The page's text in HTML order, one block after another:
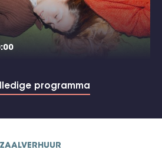
programma
ZAALVERHUUR